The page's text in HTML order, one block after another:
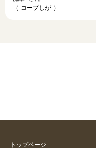
リ エアコン温度２８度でも過ご
せてます。
コープしが
トップページ